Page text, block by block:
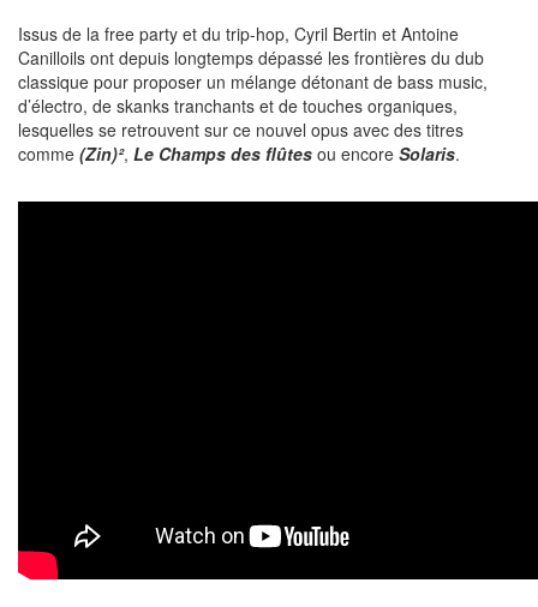
Issus de la free party et du trip-hop, Cyril Bertin et Antoine
Canilloils ont depuis longtemps dépassé les frontières du dub
classique pour proposer un mélange détonant de bass music,
d’électro, de skanks tranchants et de touches organiques,
lesquelles se retrouvent sur ce nouvel opus avec des titres
comme (Zin)², Le Champs des flûtes ou encore Solaris.